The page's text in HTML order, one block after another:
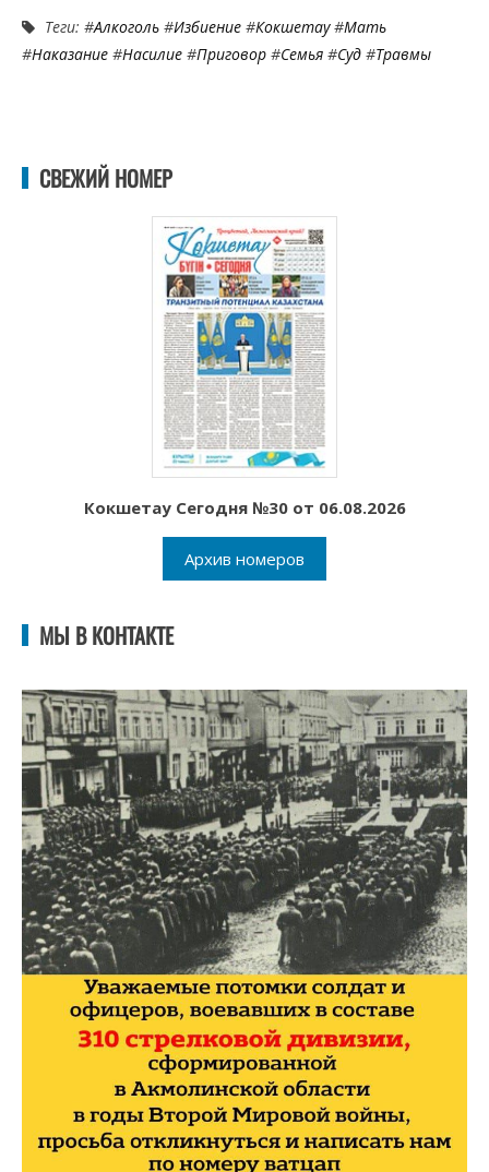
Теги: #Алкоголь #Избиение #Кокшетау#Мать
#Наказание #Насилие #Приговор #Семья #Суд #Травмы
СВЕЖИЙ НОМЕР
Кокшетау Сегодня №30 от 06.08.2026
Архив номеров
МЫ В КОНТАКТЕ